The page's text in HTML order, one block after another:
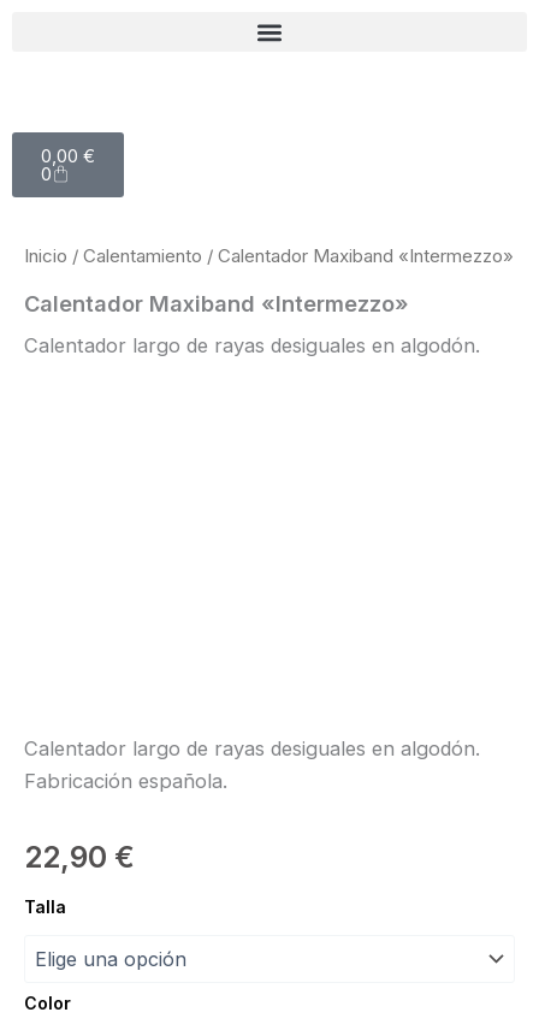
0,00 €
0
Carrito
Inicio / Calentamiento / Calentador Maxiband «Intermezzo»
Calentador Maxiband «Intermezzo»
Calentador largo de rayas desiguales en algodón.
Calentador largo de rayas desiguales en algodón.
Fabricación española.
22,90 €
Talla
Color
Calentador
cantidad